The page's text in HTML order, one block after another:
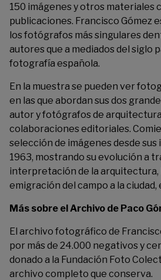
150 imágenes y otros materiales
publicaciones. Francisco Gómez
los fotógrafos más singulares
autores que a mediados del siglo
fotografía española.
En la muestra se pueden ver
en las que abordan sus dos
autor y fotógrafos de arquitectura
colaboraciones editoriales.
selección de imágenes desde
1963, mostrando su evolución a
interpretación de la arquitectura,
emigración del campo a la
Más sobre el Archivo de Paco
El archivo fotográfico de
por más de 24.000 negativos y
donado a la Fundación Foto
archivo completo que conserva.